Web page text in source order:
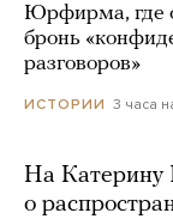
Юрфирма, где
бронь
разговоров»
ИСТОРИИ 3 часа
На Катерину
о